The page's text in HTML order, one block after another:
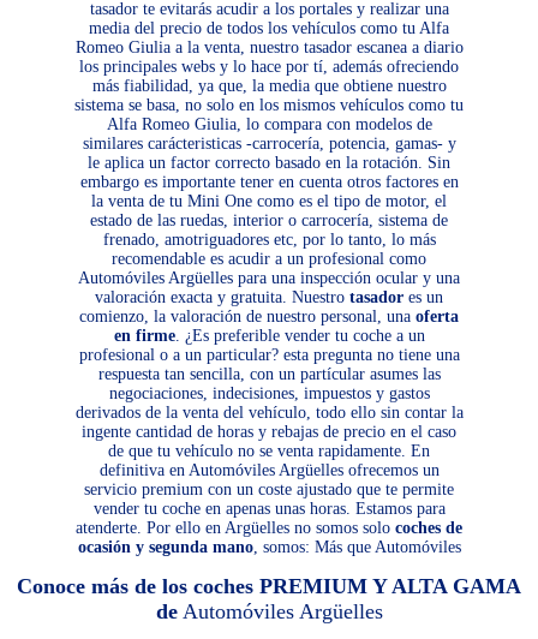
tasador te evitarás acudir a los portales y realizar una
media del precio de todos los vehículos como tu Alfa
Romeo Giulia a la venta, nuestro tasador escanea a diario
los principales webs y lo hace por tí, además ofreciendo
más fiabilidad, ya que, la media que obtiene nuestro
sistema se basa, no solo en los mismos vehículos como tu
Alfa Romeo Giulia, lo compara con modelos de
similares carácteristicas -carrocería, potencia, gamas- y
le aplica un factor correcto basado en la rotación. Sin
embargo es importante tener en cuenta otros factores en
la venta de tu Mini One como es el tipo de motor, el
estado de las ruedas, interior o carrocería, sistema de
frenado, amotriguadores etc, por lo tanto, lo más
recomendable es acudir a un profesional como
Automóviles Argüelles para una inspección ocular y una
valoración exacta y gratuita. Nuestro tasador es un
comienzo, la valoración de nuestro personal, una oferta
en firme. ¿Es preferible vender tu coche a un
profesional o a un particular? esta pregunta no tiene una
respuesta tan sencilla, con un partícular asumes las
negociaciones, indecisiones, impuestos y gastos
derivados de la venta del vehículo, todo ello sin contar la
ingente cantidad de horas y rebajas de precio en el caso
de que tu vehículo no se venta rapidamente. En
definitiva en Automóviles Argüelles ofrecemos un
servicio premium con un coste ajustado que te permite
vender tu coche en apenas unas horas. Estamos para
atenderte. Por ello en Argüelles no somos solo coches de
ocasión y segunda mano, somos: Más que Automóviles
Conoce más de los coches PREMIUM Y ALTA GAMA
deAutomóviles Argüelles